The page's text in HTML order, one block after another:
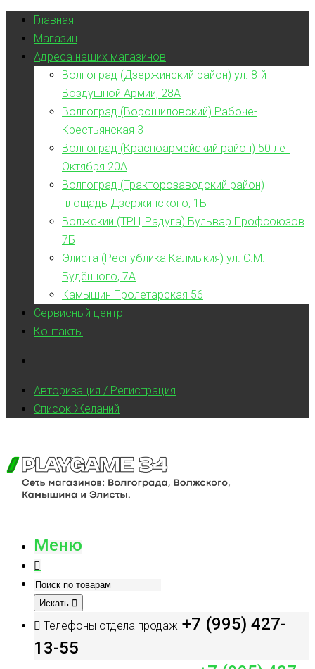
Главная
Магазин
Адреса наших магазинов
Волгоград (Дзержинский район) ул. 8-й
Воздушной Армии, 28А
Волгоград (Ворошиловский) Рабоче-
Крестьянская 3
Волгоград (Красноармейский район) 50 лет
Октября 20А
Волгоград (Тракторозаводский район)
площадь Дзержинского, 1Б
Волжский (ТРЦ Радуга) Бульвар Профсоюзов
7Б
Элиста (Республика Калмыкия) ул. С.М.
Будённого, 7А
Камышин Пролетарская 56
Сервисный центр
Контакты
Авторизация / Регистрация
Список Желаний
Меню
Искать
Телефоны отдела продаж +7 (995) 427-
13-55